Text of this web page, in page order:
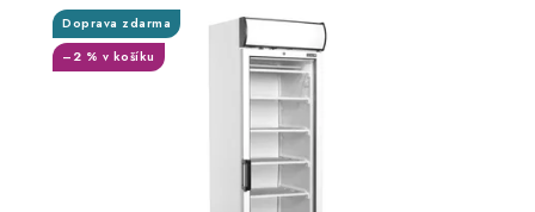
Doprava zdarma
–2 % v košíku